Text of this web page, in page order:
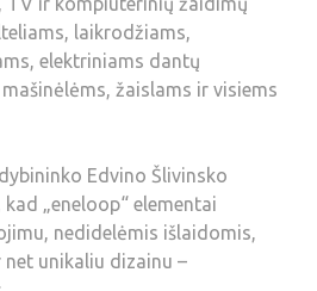
laikrodžiams,
elektriniams dantų
žaislams ir visiems
Edvino Šlivinsko
„eneloop“ elementai
nedidelėmis išlaidomis,
unikaliu dizainu –